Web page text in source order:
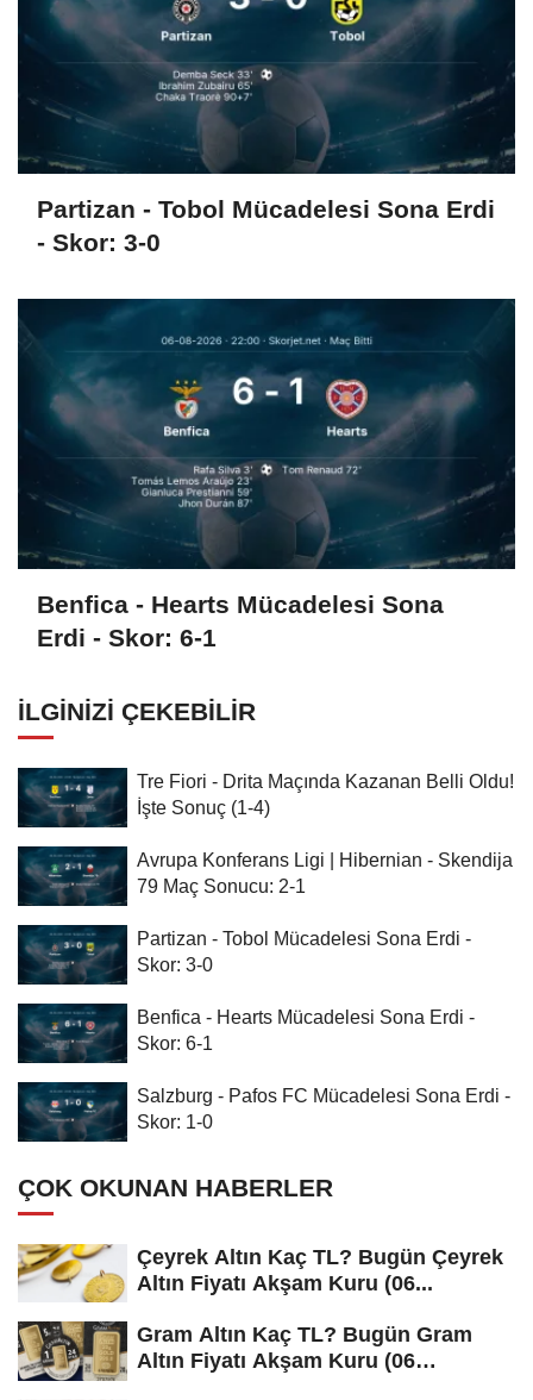
Partizan - Tobol Mücadelesi Sona Erdi
- Skor: 3-0
Benfica - Hearts Mücadelesi Sona
Erdi - Skor: 6-1
İLGINIZI ÇEKEBILIR
Tre Fiori - Drita Maçında Kazanan Belli Oldu!
İşte Sonuç (1-4)
Avrupa Konferans Ligi | Hibernian - Skendija
79 Maç Sonucu: 2-1
Partizan - Tobol Mücadelesi Sona Erdi -
Skor: 3-0
Benfica - Hearts Mücadelesi Sona Erdi -
Skor: 6-1
Salzburg - Pafos FC Mücadelesi Sona Erdi -
Skor: 1-0
ÇOK OKUNAN HABERLER
Çeyrek Altın Kaç TL? Bugün Çeyrek
Altın Fiyatı Akşam Kuru (06...
Gram Altın Kaç TL? Bugün Gram
Altın Fiyatı Akşam Kuru (06